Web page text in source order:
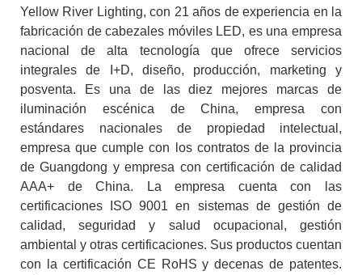
Yellow River Lighting, con 21 años de experiencia en la
fabricación de cabezales móviles LED, es una empresa
nacional de alta tecnología que ofrece servicios
integrales de I+D, diseño, producción, marketing y
posventa. Es una de las diez mejores marcas de
iluminación escénica de China, empresa con
estándares nacionales de propiedad intelectual,
empresa que cumple con los contratos de la provincia
de Guangdong y empresa con certificación de calidad
AAA+ de China. La empresa cuenta con las
certificaciones ISO 9001 en sistemas de gestión de
calidad, seguridad y salud ocupacional, gestión
ambiental y otras certificaciones. Sus productos cuentan
con la certificación CE RoHS y decenas de patentes.